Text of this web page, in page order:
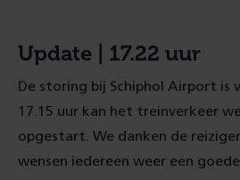
Update | 17.22 uur
De storing bij Schiphol Airport is
17.15 uur kan het treinverkeer
opgestart. We danken de
wensen iedereen weer een goede